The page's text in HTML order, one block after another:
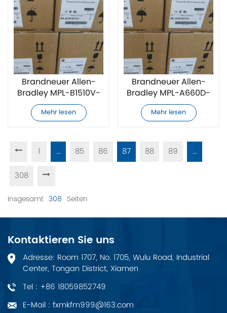
Brandneuer Allen-
Bradley MPL-B1510V-
EJ74AA Servomotor
Mehr lesen
Brandneuer Allen-
Bradley MPL-A660D-
MJ74AA Servomotor
Mehr lesen
1 ... 85 86 87 88 89
...
308
Insgesamt 308 Seiten
Kontaktieren Sie uns
Adresse: Room 1707, No. 1705, Wulu Road, Industrial
Center, Tongan District, Xiamen
Tel : +86 18059852749
E-Mail : fxmkfm999@163.com